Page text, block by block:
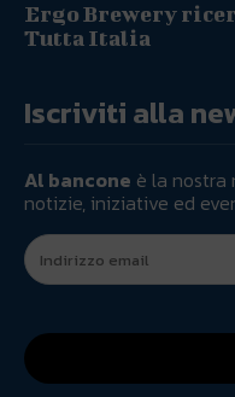
Ergo Brewery
Tutta Italia
Iscriviti alla
Al bancone è la nostra
notizie, iniziative ed